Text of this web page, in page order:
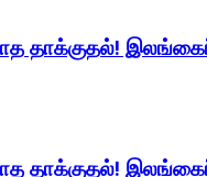
தாக்குதல்!
தாக்குதல்!